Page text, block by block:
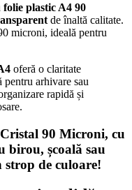
folie plastic A4 90
de înaltă calitate.
oferă o claritate
pentru arhivare sau
rapidă și
Cristal 90 Microni, cu
birou, școală sau
strop de culoare!